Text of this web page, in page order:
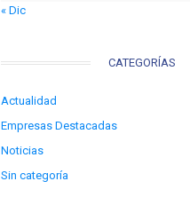
« Dic
CATEGORÍAS
Actualidad
Empresas Destacadas
Noticias
Sin categoría